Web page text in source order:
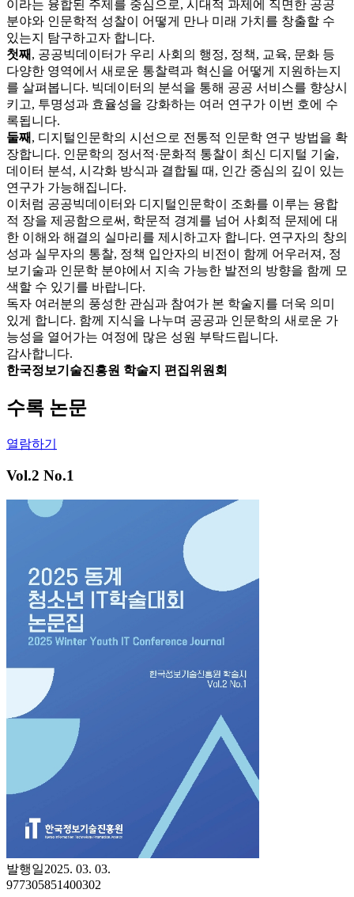
이라는 융합된 주제를 중심으로, 시대적 과제에 직면한 공공
분야와 인문학적 성찰이 어떻게 만나 미래 가치를 창출할 수
있는지 탐구하고자 합니다.
첫째 , 공공빅데이터가 우리 사회의 행정, 정책, 교육, 문화 등
다양한 영역에서 새로운 통찰력과 혁신을 어떻게 지원하는지
를 살펴봅니다. 빅데이터의 분석을 통해 공공 서비스를 향상시
키고, 투명성과 효율성을 강화하는 여러 연구가 이번 호에 수
록됩니다.
둘째 , 디지털인문학의 시선으로 전통적 인문학 연구 방법을 확
장합니다. 인문학의 정서적·문화적 통찰이 최신 디지털 기술,
데이터 분석, 시각화 방식과 결합될 때, 인간 중심의 깊이 있는
연구가 가능해집니다.
이처럼 공공빅데이터와 디지털인문학이 조화를 이루는 융합
적 장을 제공함으로써, 학문적 경계를 넘어 사회적 문제에 대
한 이해와 해결의 실마리를 제시하고자 합니다. 연구자의 창의
성과 실무자의 통찰, 정책 입안자의 비전이 함께 어우러져, 정
보기술과 인문학 분야에서 지속 가능한 발전의 방향을 함께 모
색할 수 있기를 바랍니다.
독자 여러분의 풍성한 관심과 참여가 본 학술지를 더욱 의미
있게 합니다. 함께 지식을 나누며 공공과 인문학의 새로운 가
능성을 열어가는 여정에 많은 성원 부탁드립니다.
감사합니다.
한국정보기술진흥원 학술지 편집위원회
수록 논문
열람하기
Vol.2 No.1
발행일2025. 03. 03.
977305851400302